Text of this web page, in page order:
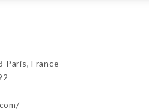
Paris, France